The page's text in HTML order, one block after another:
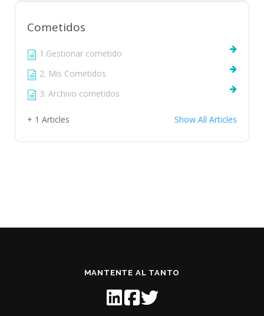
Cometidos
1.Gestionar cometido
2. Mis Cometidos
3. Archivo cometidos
+ 1 Articles Show All Articles
MANTENTE AL TANTO